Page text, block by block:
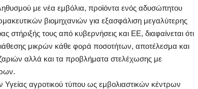
με νέα εμβόλια, προϊόντα ενός αδυσώπητου
βιομηχανιών για εξασφάλιση μεγαλύτερης
στήριξής τους από κυβερνήσεις και ΕΕ, διαφαίνεται ότι
μικρών κάθε φορά ποσοτήτων, αποτέλεσμα και
αλλά και τα προβλήματα στελέχωσης με
αγροτικού τύπου ως εμβολιαστικών κέντρων